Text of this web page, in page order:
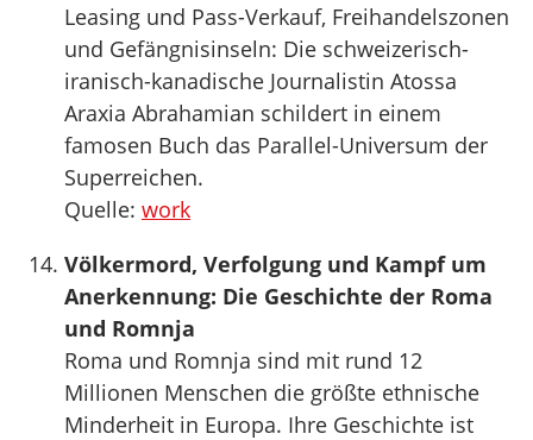
Leasing und Pass-Verkauf, Freihandelszonen
und Gefängnisinseln: Die schweizerisch-
iranisch-kanadische Journalistin Atossa
Araxia Abrahamian schildert in einem
famosen Buch das Parallel-Universum der
Superreichen.
Quelle: work
Völkermord, Verfolgung und Kampf um
Anerkennung: Die Geschichte der Roma
und Romnja
Roma und Romnja sind mit rund 12
Millionen Menschen die größte ethnische
Minderheit in Europa. Ihre Geschichte ist